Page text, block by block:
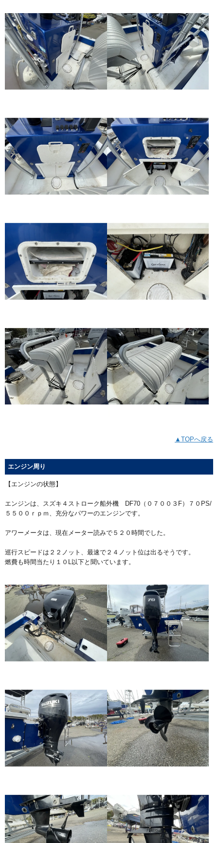
▲TOPへ戻る
エンジン周り
【エンジンの状態】
エンジンは、スズキ４ストローク船外機 DF70（０７００３F）７０PS/
５５００ｒｐｍ、充分なパワーのエンジンです。
アワーメータは、現在メーター読みで５２０時間でした。
巡行スピードは２２ノット、最速で２４ノット位は出るそうです。
燃費も時間当たり１０L以下と聞いています。